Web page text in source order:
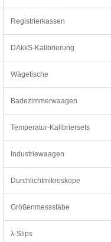
Registrierkassen
DAkkS-Kalibrierung
Wägetische
Badezimmerwaagen
Temperatur-Kalibriersets
Industriewaagen
Durchlichtmikroskope
Größenmessstäbe
λ-Slips